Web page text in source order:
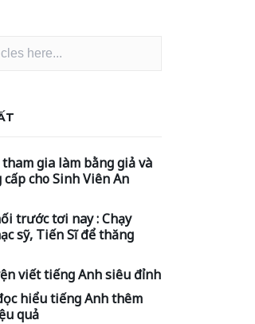
tham gia làm bằng giả và
cho Sinh Viên An
trước tơi nay : Chạy
sỹ, Tiến Sĩ để thăng
viết tiếng Anh siêu đỉnh
hiểu tiếng Anh thêm
quả